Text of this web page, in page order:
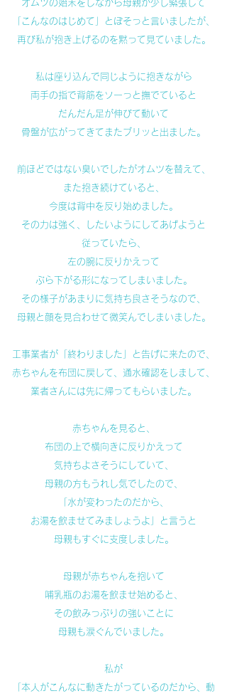
オムツの始末をしながら母親が少し緊張して
「こんなのはじめて」とぼそっと言いましたが、
再び私が抱き上げるのを黙って見ていました。
私は座り込んで同じように抱きながら
両手の指で背筋をソーっと撫でていると
だんだん足が伸びて動いて
骨盤が広がってきてまたブリッと出ました。
前ほどではない臭いでしたがオムツを替えて、
また抱き続けていると、
今度は背中を反り始めました。
その力は強く、したいようにしてあげようと
従っていたら、
左の腕に反りかえって
ぶら下がる形になってしまいました。
その様子があまりに気持ち良さそうなので、
母親と顔を見合わせて微笑んでしまいました。
工事業者が「終わりました」と告げに来たので、
赤ちゃんを布団に戻して、通水確認をしまして、
業者さんには先に帰ってもらいました。
赤ちゃんを見ると、
布団の上で横向きに反りかえって
気持ちよさそうにしていて、
母親の方もうれし気でしたので、
「水が変わったのだから、
お湯を飲ませてみましょうよ」と言うと
母親もすぐに支度しました。
母親が赤ちゃんを抱いて
哺乳瓶のお湯を飲ませ始めると、
その飲みっぷりの強いことに
母親も涙ぐんでいました。
私が
「本人がこんなに動きたがっているのだから、動